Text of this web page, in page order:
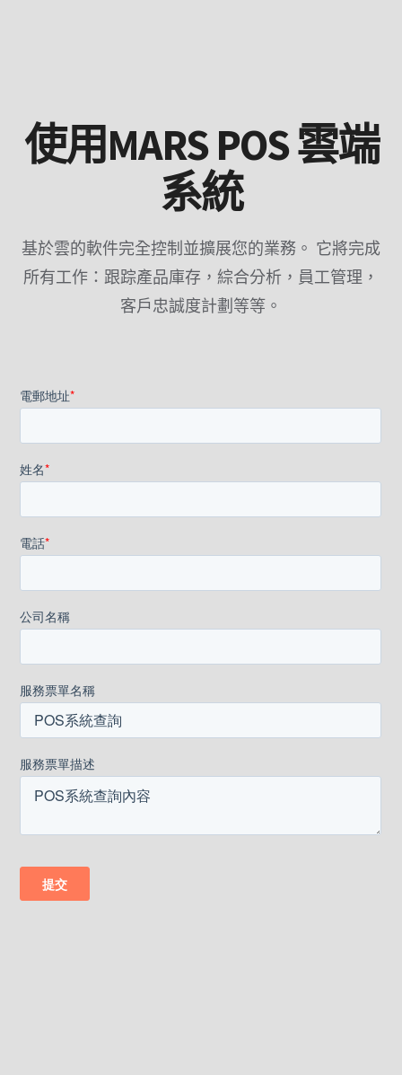
使用MARS POS 雲端
系統
基於雲的軟件完全控制並擴展您的業務。 它將完成
所有工作：跟踪產品庫存，綜合分析，員工管理，
客戶忠誠度計劃等等。